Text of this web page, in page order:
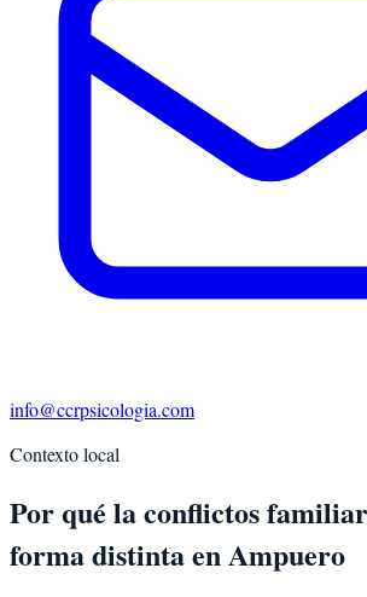
info@ccrpsicologia.com
Contexto local
Por qué la conflictos
forma distinta en Ampuero